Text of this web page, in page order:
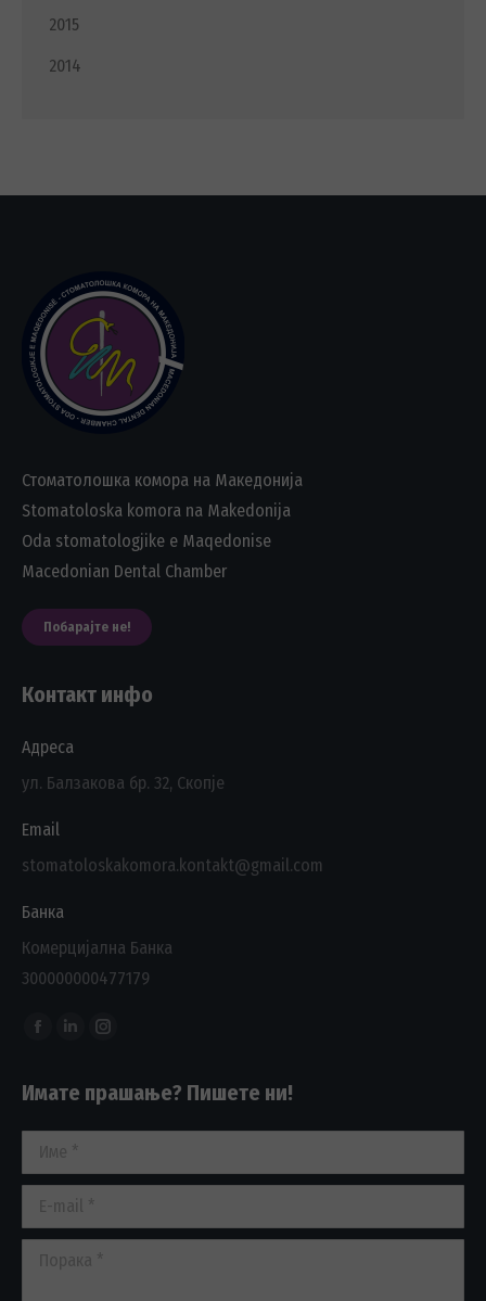
2015
2014
Стоматолошка комора на Македонија
Stomatoloska komora na Makedonija
Oda stomatologjike e Maqedonise
Macedonian Dental Chamber
Побарајте не!
Контакт инфо
Адреса
ул. Балзакова бр. 32, Скопје
Email
stomatoloskakomora.kontakt@gmail.com
Банка
Комерцијална Банка
300000000477179
Find us on:
Facebook
opens
window
Linkedin
opens
window
Instagram
opens
window
Имате прашање? Пишете ни!